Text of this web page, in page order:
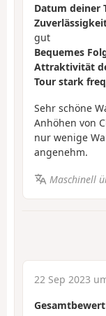
Datum deiner
gut
Bequemes
Attraktivität
Tour stark
Sehr schöne
Anhöhen von
nur wenige
angenehm.
Maschinell
22 Sep 2023